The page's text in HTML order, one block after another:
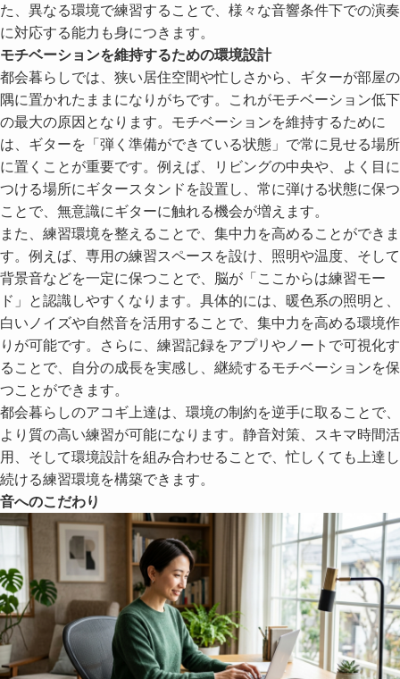
た、異なる環境で練習することで、様々な音響条件下での演奏
に対応する能力も身につきます。
モチベーションを維持するための環境設計
都会暮らしでは、狭い居住空間や忙しさから、ギターが部屋の
隅に置かれたままになりがちです。これがモチベーション低下
の最大の原因となります。モチベーションを維持するために
は、ギターを「弾く準備ができている状態」で常に見せる場所
に置くことが重要です。例えば、リビングの中央や、よく目に
つける場所にギタースタンドを設置し、常に弾ける状態に保つ
ことで、無意識にギターに触れる機会が増えます。
また、練習環境を整えることで、集中力を高めることができま
す。例えば、専用の練習スペースを設け、照明や温度、そして
背景音などを一定に保つことで、脳が「ここからは練習モー
ド」と認識しやすくなります。具体的には、暖色系の照明と、
白いノイズや自然音を活用することで、集中力を高める環境作
りが可能です。さらに、練習記録をアプリやノートで可視化す
ることで、自分の成長を実感し、継続するモチベーションを保
つことができます。
都会暮らしのアコギ上達は、環境の制約を逆手に取ることで、
より質の高い練習が可能になります。静音対策、スキマ時間活
用、そして環境設計を組み合わせることで、忙しくても上達し
続ける練習環境を構築できます。
音へのこだわり